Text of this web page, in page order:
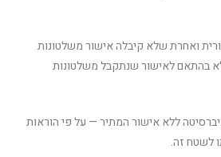
ואחרת שלא קיבלה אישור משלטונות
בהתאם לאישור שנתקבל משלטונות
ללא אישור המתיר — על פי הוראות
לשטח זה.